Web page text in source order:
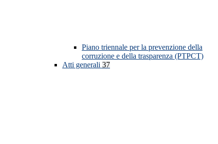
Piano triennale per la prevenzione della
corruzione e della trasparenza (PTPCT)
Atti generali 37